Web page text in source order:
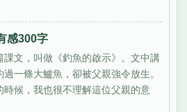
感300字
課文，叫做《釣魚的啟示》。文中講
一條大鱸魚，卻被父親強令放生。
時候，我也很不理解這位父親的意